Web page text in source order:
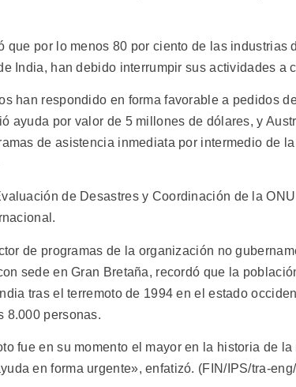
que por lo menos 80 por ciento de las industrias
India, han debido interrumpir sus actividades a
han respondido en forma favorable a pedidos
ayuda por valor de 5 millones de dólares, y
de asistencia inmediata por intermedio de
de Desastres y Coordinación de la
de programas de la organización no
sede en Gran Bretaña, recordó que la
tras el terremoto de 1994 en el estado
8.000 personas.
fue en su momento el mayor en la historia de
en forma urgente», enfatizó. (FIN/IPS/tra-